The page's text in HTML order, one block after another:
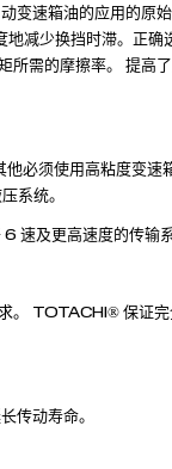
变速箱油的应用的原
减少换挡时滞。正
需的摩擦率。 提高
必须使用高粘度变
系统。
速及更高速度的传输系
TOTACHI® 保证完
传动寿命。